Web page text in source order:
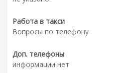
Работа в такси
Вопросы по телефону
Доп. телефоны
информации нет